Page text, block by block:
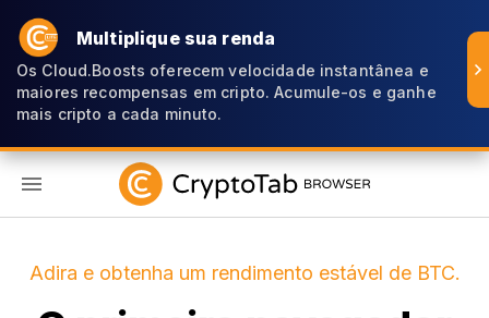
Multiplique sua renda
Os Cloud.Boosts oferecem velocidade instantânea e
maiores recompensas em cripto. Acumule-os e ganhe
mais cripto a cada minuto.
Adira e obtenha um rendimento estável de BTC.